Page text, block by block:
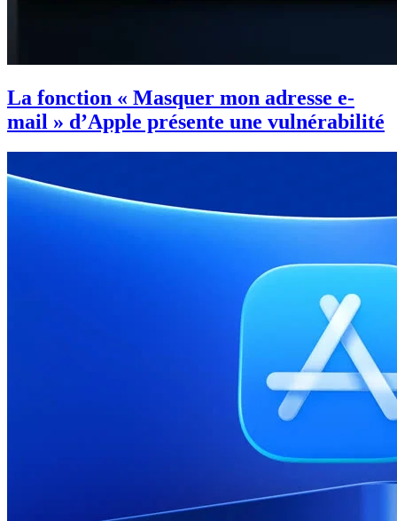
La fonction « Masquer mon adresse e-
mail » d’Apple présente une vulnérabilité